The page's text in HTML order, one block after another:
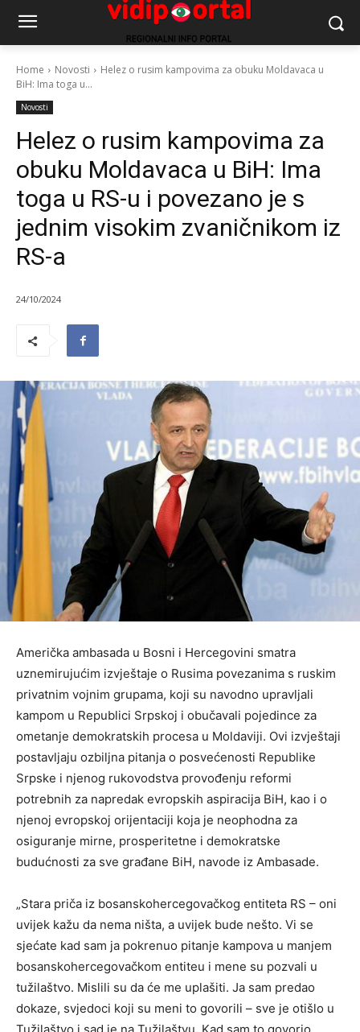
Home Novosti
Helez o rusim kampovima za obuku Moldavaca u
BiH: Ima toga u...
Novosti
Helez o rusim kampovima za
obuku Moldavaca u BiH: Ima
toga u RS-u i povezano je s
jednim visokim zvaničnikom iz
RS-a
24/10/2024
Američka ambasada u Bosni i Hercegovini smatra
uznemirujućim izvještaje o Rusima povezanima s ruskim
privatnim vojnim grupama, koji su navodno upravljali
kampom u Republici Srpskoj i obučavali pojedince za
ometanje demokratskih procesa u Moldaviji. Ovi izvještaji
postavljaju ozbiljna pitanja o posvećenosti Republike
Srpske i njenog rukovodstva provođenju reformi
potrebnih za napredak evropskih aspiracija BiH, kao i o
njenoj evropskoj orijentaciji koja je neophodna za
osiguranje mirne, prosperitetne i demokratske
budućnosti za sve građane BiH, navode iz Ambasade.
„Stara priča iz bosanskohercegovačkog entiteta RS – oni
uvijek kažu da nema ništa, a uvijek bude nešto. Vi se
sjećate kad sam ja pokrenuo pitanje kampova u manjem
bosanskohercegovačkom entiteu i mene su pozvali u
tužilaštvo. Mislili su da će me uplašiti. Ja sam predao
dokaze, svjedoci koji su meni to govorili – sve je otišlo u